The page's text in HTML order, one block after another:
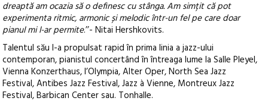
dreaptă am ocazia să o definesc cu stânga. Am simțit că pot
experimenta ritmic, armonic și melodic într-un fel pe care doar
pianul mi l-ar permite.’’- Nitai Hershkovits.
Talentul său l-a propulsat rapid în prima linia a jazz-ului
contemporan, pianistul concertând în întreaga lume la Salle Pleyel,
Vienna Konzerthaus, l’Olympia, Alter Oper, North Sea Jazz
Festival, Antibes Jazz Festival, Jazz à Vienne, Montreux Jazz
Festival, Barbican Center sau. Tonhalle.